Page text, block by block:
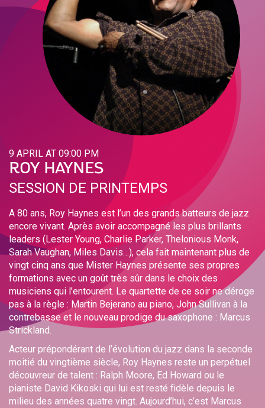
9 APRIL AT 09:00 PM
ROY HAYNES
SESSION DE PRINTEMPS
A 80 ans, Roy Haynes est l’un des grands batteurs de jazz
encore vivant. Après avoir accompagné les plus brillants
leaders (Lester Young, Charlie Parker, Thelonious Monk,
Sarah Vaughan, Miles Davis…), cela fait maintenant plus de
vingt cinq ans que Mister Haynes présente ses propres
formations avec un goût très sûr dans le choix des
musiciens qui l’entourent. Le quartette de ce soir ne déroge
pas à la règle : Martin Bejerano au piano, John Sullivan à la
contrebasse et le nouveau prodige du saxophone : Marcus
Strickland.
Acteur prépondérant de l’évolution du jazz dans la seconde
moitié du vingtième siècle, Roy Haynes reste un perpétuel
découvreur de talent : Ralph Moore, Ed Howard ou le
pianiste David Kikoski qui lui est resté fidèle depuis le
milieu des années quatre vingt. Aujourd’hui, c’est Marcus